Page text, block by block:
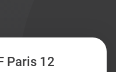
Paris 12